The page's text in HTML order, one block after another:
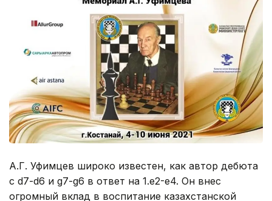
А.Г. Уфимцев широко известен, как автор дебюта
с d7-d6 и g7-g6 в ответ на 1.е2-е4. Он внес
огромный вклад в воспитание казахстанской